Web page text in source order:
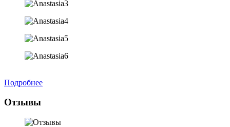
Подробнее
Отзывы